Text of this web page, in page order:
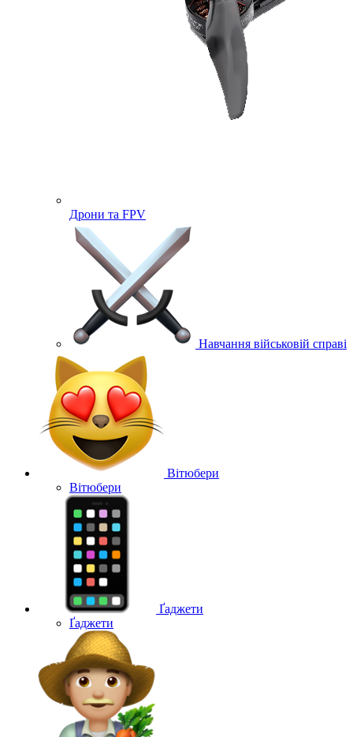
Дрони та FPV
Навчання військовій справі
Вітюбери
Вітюбери
Ґаджети
Ґаджети